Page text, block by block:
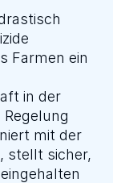
Farmen ein
in der
mit der
stellt sicher,